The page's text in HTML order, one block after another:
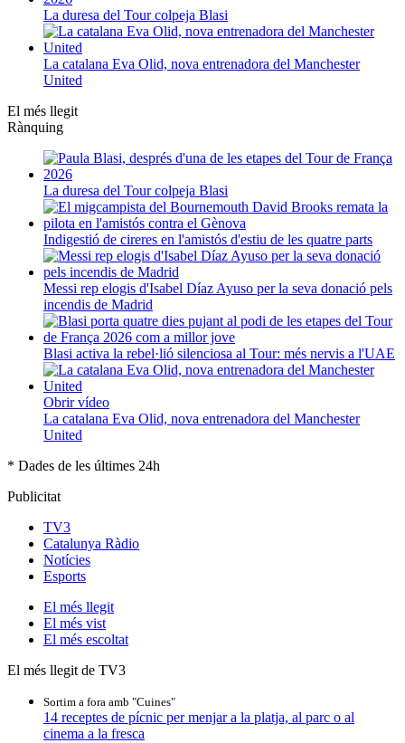
La duresa del Tour colpeja Blasi
La catalana Eva Olid, nova entrenadora del Manchester
United
El més llegit
Rànquing
La duresa del Tour colpeja Blasi
Indigestió de cireres en l'amistós d'estiu de les quatre parts
Messi rep elogis d'Isabel Díaz Ayuso per la seva donació pels
incendis de Madrid
Blasi activa la rebel·lió silenciosa al Tour: més nervis a l'UAE
Obrir vídeo
La catalana Eva Olid, nova entrenadora del Manchester
United
* Dades de les últimes 24h
Publicitat
TV3
Catalunya Ràdio
Notícies
Esports
El més llegit
El més vist
El més escoltat
El més llegit de TV3
Sortim a fora amb "Cuines"
14 receptes de pícnic per menjar a la platja, al parc o al
cinema a la fresca